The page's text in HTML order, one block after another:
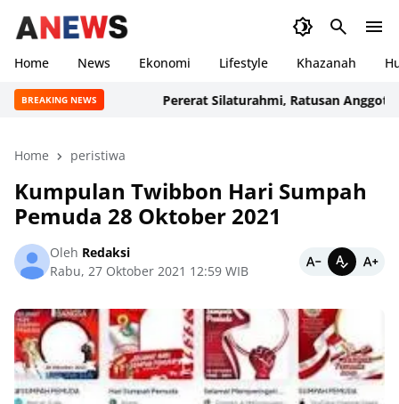
Home News Ekonomi Lifestyle Khazanah
BREAKING NEWS Pererat Silaturahmi, Ratusan Anggota
Home peristiwa
Kumpulan Twibbon Hari Sumpah
Pemuda 28 Oktober 2021
Oleh Redaksi
Rabu, 27 Oktober 2021 12:59 WIB